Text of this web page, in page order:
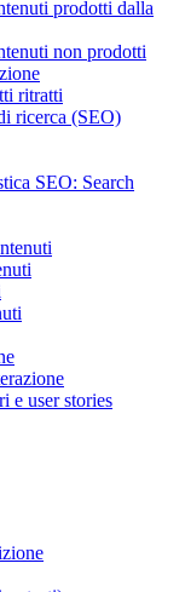
prodotti dalla
non prodotti
ritratti
ricerca (SEO)
SEO: Search
e user stories